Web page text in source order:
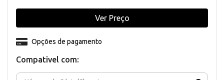
Compativel com:
Opções de pagamento
Ver Preço